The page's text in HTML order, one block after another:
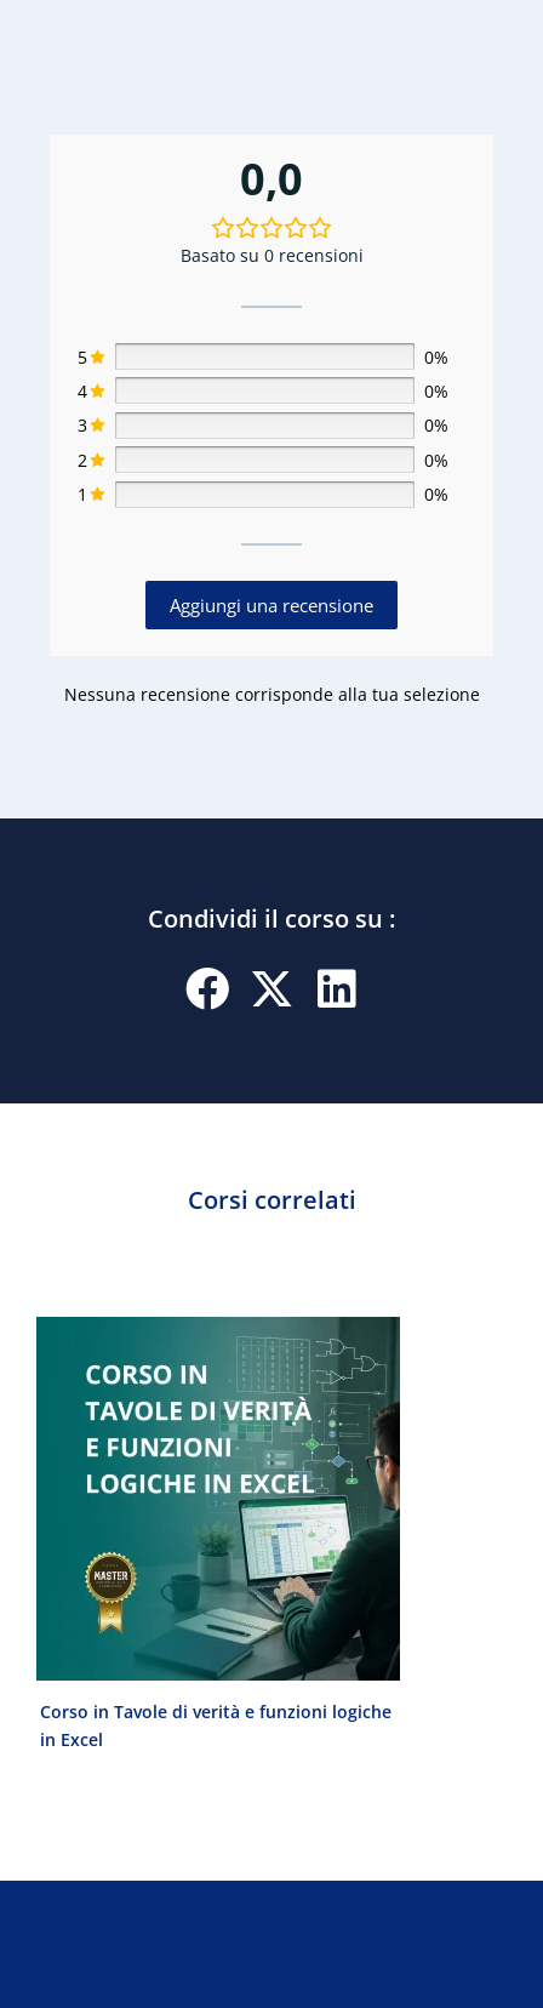
0,0
Basato su 0 recensioni
5
0%
4
0%
3
0%
2
0%
1
0%
Aggiungi una recensione
Nessuna recensione corrisponde alla tua selezione
Condividi il corso su :
Corsi correlati
Corso in Tavole di verità e funzioni logiche
in Excel